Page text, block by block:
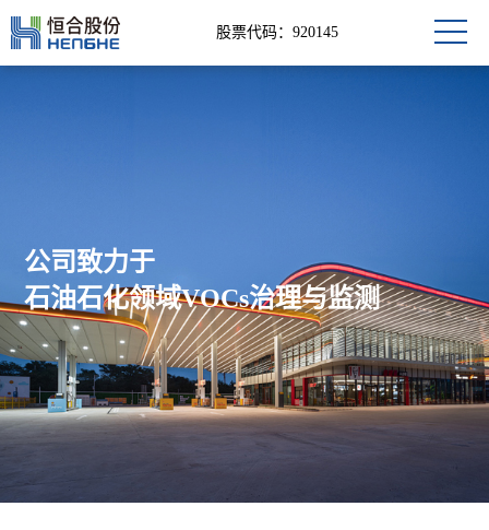
股票代码：920145
公司致力于
石油石化领域VOCs治理与监测